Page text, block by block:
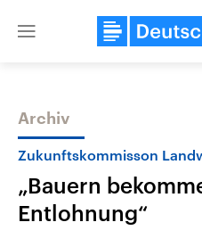
Close
Themen
Archiv
Zukunftskommisson
„Bauern
Entlohnung“